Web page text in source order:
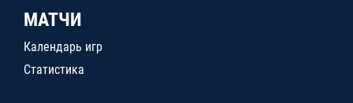
МАТЧИ
Календарь игр
Статистика